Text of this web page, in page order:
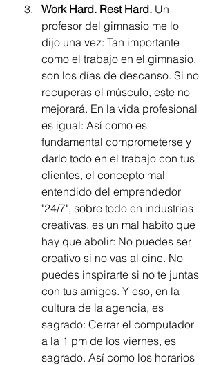
Work Hard. Rest Hard. Un
profesor del gimnasio me lo
dijo una vez: Tan importante
como el trabajo en el gimnasio,
son los días de descanso. Si no
recuperas el músculo, este no
mejorará. En la vida profesional
es igual: Así como es
fundamental comprometerse y
darlo todo en el trabajo con tus
clientes, el concepto mal
entendido del emprendedor
"24/7", sobre todo en industrias
creativas, es un mal habito que
hay que abolir: No puedes ser
creativo si no vas al cine. No
puedes inspirarte si no te juntas
con tus amigos. Y eso, en la
cultura de la agencia, es
sagrado: Cerrar el computador
a la 1 pm de los viernes, es
sagrado. Así como los horarios